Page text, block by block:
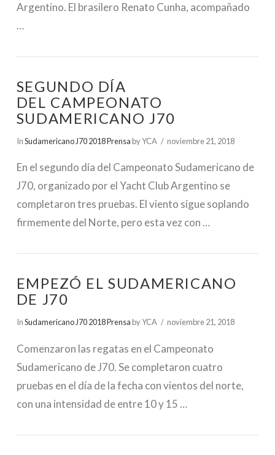
Argentino. El brasilero Renato Cunha, acompañado
…
SEGUNDO DÍA
DEL CAMPEONATO
SUDAMERICANO J70
InSudamericano J70 2018 Prensa by YCA noviembre 21, 2018
En el segundo día del Campeonato Sudamericano de
J70, organizado por el Yacht Club Argentino se
completaron tres pruebas. El viento sigue soplando
firmemente del Norte, pero esta vez con …
EMPEZÓ EL SUDAMERICANO
DE J70
InSudamericano J70 2018 Prensa by YCA noviembre 21, 2018
Comenzaron las regatas en el Campeonato
Sudamericano de J70. Se completaron cuatro
pruebas en el día de la fecha con vientos del norte,
con una intensidad de entre 10 y 15 …